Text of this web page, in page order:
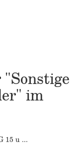
im
15 u ...